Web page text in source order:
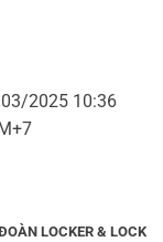
2025 10:36
LOCKER & LOCK